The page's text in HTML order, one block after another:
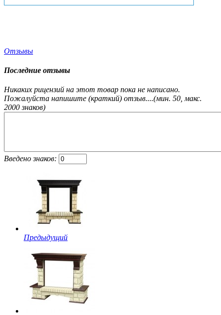
Отзывы
Последние отзывы
Никаких рицензий на этот товар пока не написано.
Пожалуйста напишите (краткий) отзыв....(мин. 50, макс.
2000 знаков)
Введено знаков:
Предыдущий